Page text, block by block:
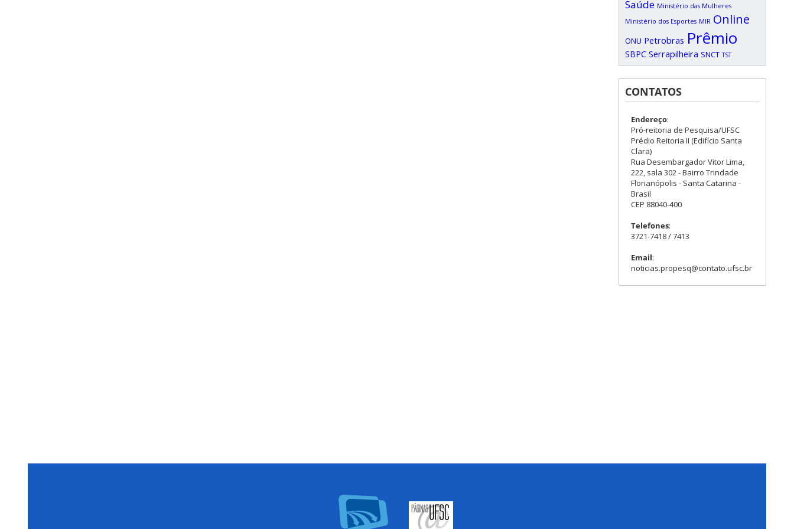
Saúde Ministério das Mulheres
Ministério dos Esportes MIR Online
ONU Petrobras Prêmio
SBPC Serrapilheira SNCT TST
CONTATOS
Endereço:
Pró-reitoria de Pesquisa/UFSC
Prédio Reitoria II (Edifício Santa
Clara)
Rua Desembargador Vitor Lima,
222, sala 302 - Bairro Trindade
Florianópolis - Santa Catarina -
Brasil
CEP 88040-400
Telefones:
3721-7418 / 7413
Email:
noticias.propesq@contato.ufsc.br